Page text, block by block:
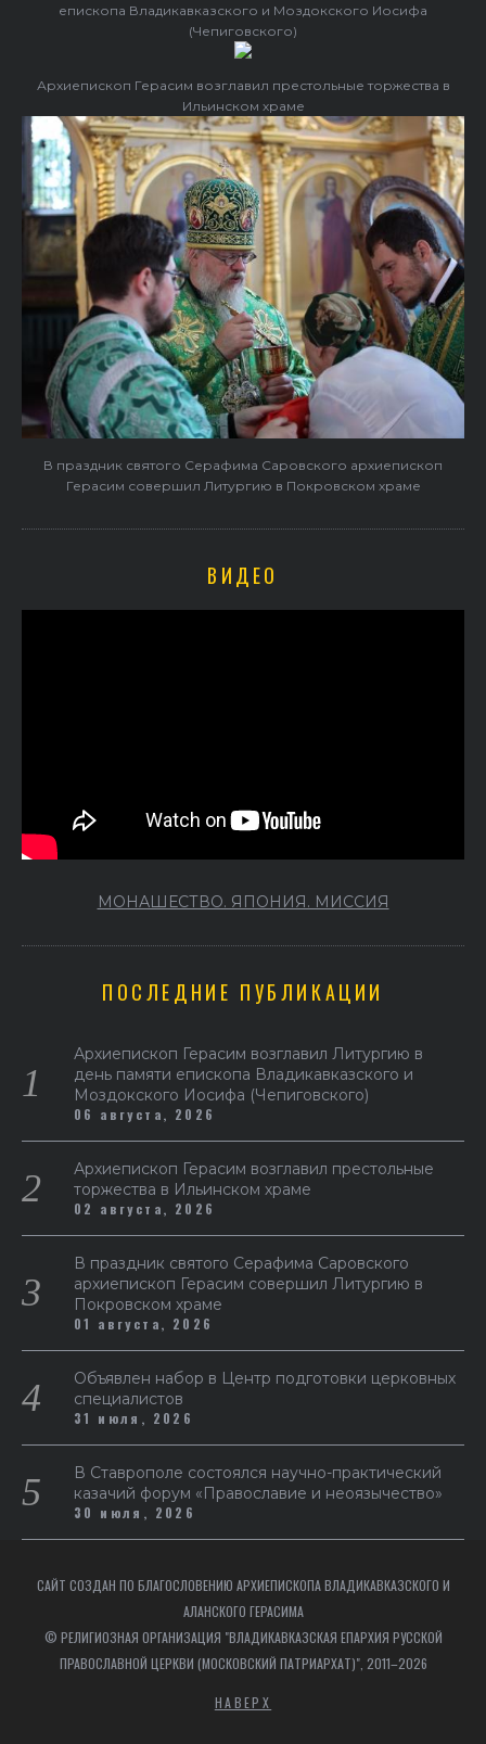
епископа Владикавказского и Моздокского Иосифа
(Чепиговского)
Архиепископ Герасим возглавил престольные торжества в
Ильинском храме
В праздник святого Серафима Саровского архиепископ
Герасим совершил Литургию в Покровском храме
ВИДЕО
МОНАШЕСТВО. ЯПОНИЯ. МИССИЯ
ПОСЛЕДНИЕ ПУБЛИКАЦИИ
Архиепископ Герасим возглавил Литургию в
день памяти епископа Владикавказского и
Моздокского Иосифа (Чепиговского)
06 августа, 2026
Архиепископ Герасим возглавил престольные
торжества в Ильинском храме
02 августа, 2026
В праздник святого Серафима Саровского
архиепископ Герасим совершил Литургию в
Покровском храме
01 августа, 2026
Объявлен набор в Центр подготовки церковных
специалистов
31 июля, 2026
В Ставрополе состоялся научно-практический
казачий форум «Православие и неоязычество»
30 июля, 2026
САЙТ СОЗДАН ПО БЛАГОСЛОВЕНИЮ АРХИЕПИСКОПА ВЛАДИКАВКАЗСКОГО И
АЛАНСКОГО ГЕРАСИМА
© РЕЛИГИОЗНАЯ ОРГАНИЗАЦИЯ "ВЛАДИКАВКАЗСКАЯ ЕПАРХИЯ РУССКОЙ
ПРАВОСЛАВНОЙ ЦЕРКВИ (МОСКОВСКИЙ ПАТРИАРХАТ)", 2011–2026
НАВЕРХ